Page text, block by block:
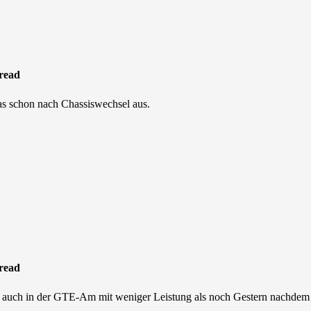
schon nach Chassiswechsel aus.
in der GTE-Am mit weniger Leistung als noch Gestern